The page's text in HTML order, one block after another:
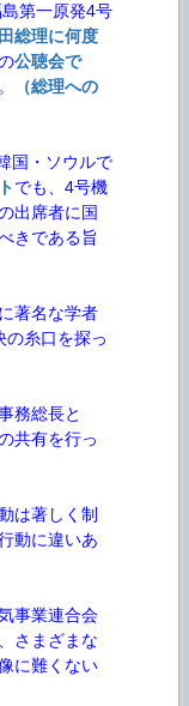
第一原発4号
総理に何度
公聴会で
（総理への
国・ソウルで
でも、4号機
出席者に国
きである旨
著名な学者
の糸口を探っ
務総長と
共有を行っ
は著しく制
動に違いあ
事業連合会
さまざまな
に難くない